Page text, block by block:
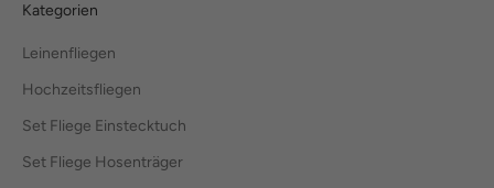
Kategorien
Leinenfliegen
Hochzeitsfliegen
Set Fliege Einstecktuch
Set Fliege Hosenträger